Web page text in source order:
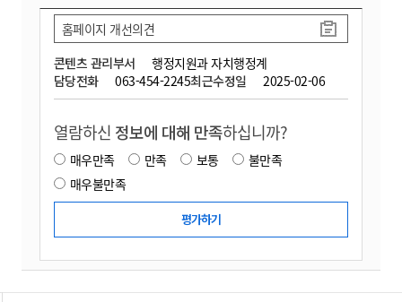
콘텐츠 관리부서
행정지원과 자치행정계
담당전화
063-454-2245최근수정일 2025-02-06
홈페이지 개선의견
열람하신 정보에 대해 만족하십니까?
매우만족 만족 보통
불만족
매우불만족